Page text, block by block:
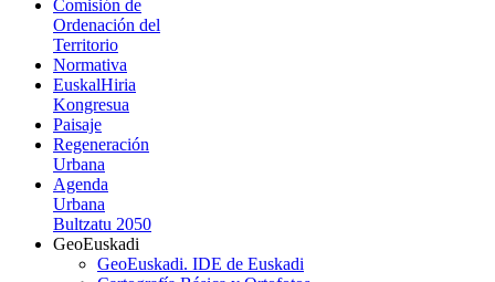
Comisión de
Ordenación del
Territorio
Normativa
EuskalHiria
Kongresua
Paisaje
Regeneración
Urbana
Agenda
Urbana
Bultzatu 2050
GeoEuskadi
GeoEuskadi. IDE de Euskadi